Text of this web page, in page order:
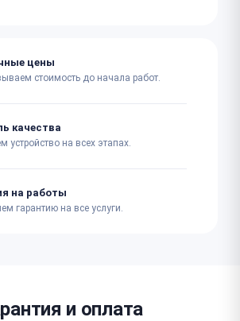
цены
стоимость до начала работ.
качества
устройство на всех этапах.
на работы
гарантию на все услуги.
и оплата